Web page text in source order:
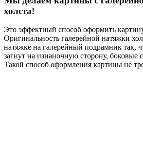
холста!
Это эффектный способ оформить
Оригинальность галерейной натяжки
натяжке на галерейный подрамник так,
загнут на изнаночную сторону,
Такой способ оформления картины не